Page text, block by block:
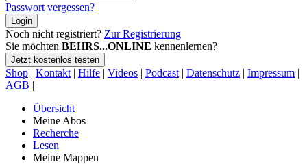
Passwort vergessen?
Login
Noch nicht registriert? Zur Registrierung
Sie möchten BEHRS...ONLINE kennenlernen?
Jetzt kostenlos testen
Shop | Kontakt | Hilfe | Videos | Podcast | Datenschutz | Impressum |
AGB |
Übersicht
Meine Abos
Recherche
Lesen
Meine Mappen